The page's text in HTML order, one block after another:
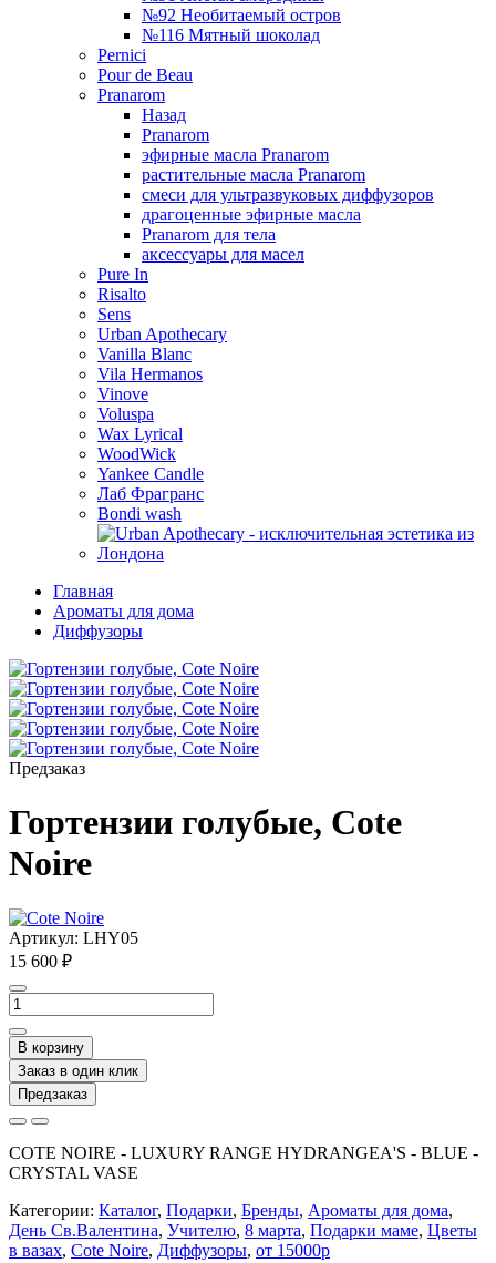
№92 Необитаемый остров
№116 Мятный шоколад
Pernici
Pour de Beau
Pranarom
Назад
Pranarom
эфирные масла Pranarom
растительные масла Pranarom
смеси для ультразвуковых диффузоров
драгоценные эфирные масла
Pranarom для тела
аксессуары для масел
Pure In
Risalto
Sens
Urban Apothecary
Vanilla Blanc
Vila Hermanos
Vinove
Voluspa
Wax Lyrical
WoodWick
Yankee Candle
Лаб Фрагранс
Bondi wash
Главная
Ароматы для дома
Диффузоры
Предзаказ
Гортензии голубые, Cote
Noire
Артикул: LHY05
15 600 ₽
В корзину
Заказ в один клик
Предзаказ
COTE NOIRE - LUXURY RANGE HYDRANGEA'S - BLUE -
CRYSTAL VASE
Категории: Каталог, Подарки, Бренды, Ароматы для дома,
День Св.Валентина, Учителю, 8 марта, Подарки маме, Цветы
в вазах, Cote Noire, Диффузоры, от 15000р